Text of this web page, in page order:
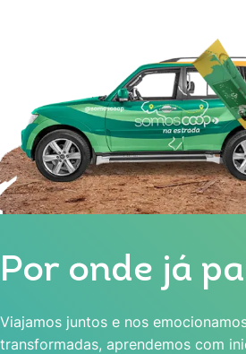
Por onde já
Viajamos juntos e nos
transformadas, aprendemos com